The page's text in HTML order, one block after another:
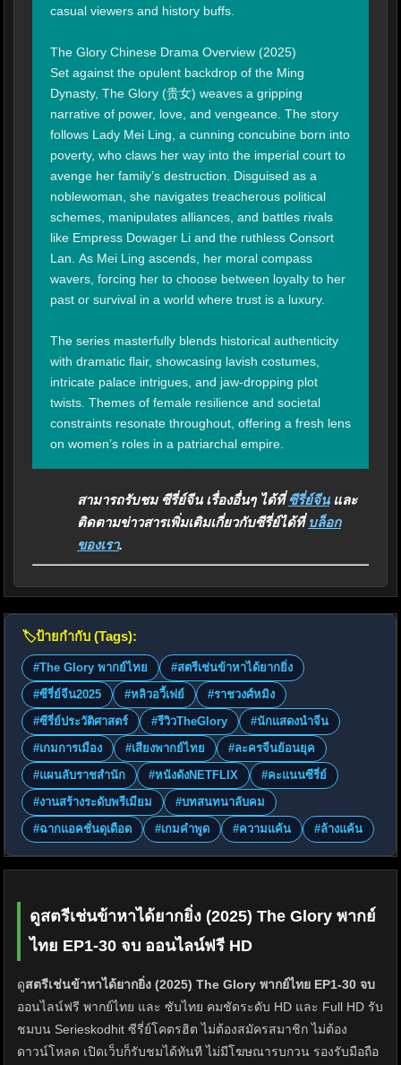
casual viewers and history buffs.
The Glory Chinese Drama Overview (2025)
Set against the opulent backdrop of the Ming
Dynasty, The Glory (贵女) weaves a gripping
narrative of power, love, and vengeance. The story
follows Lady Mei Ling, a cunning concubine born into
poverty, who claws her way into the imperial court to
avenge her family’s destruction. Disguised as a
noblewoman, she navigates treacherous political
schemes, manipulates alliances, and battles rivals
like Empress Dowager Li and the ruthless Consort
Lan. As Mei Ling ascends, her moral compass
wavers, forcing her to choose between loyalty to her
past or survival in a world where trust is a luxury.
The series masterfully blends historical authenticity
with dramatic flair, showcasing lavish costumes,
intricate palace intrigues, and jaw-dropping plot
twists. Themes of female resilience and societal
constraints resonate throughout, offering a fresh lens
on women’s roles in a patriarchal empire.
สามารถรับชม ซีรี่ย์จีน เรื่องอื่นๆ ได้ที่ซีรี่ย์จีนและ
ติดตามข่าวสารเพิ่มเติมเกี่ยวกับซีรี่ย์ได้ที่ บล็อก
ของเรา.
🏷️ป้ายกำกับ (Tags):
#The Glory พากย์ไทย
#สตรีเช่นข้าหาได้ยากยิ่ง
#ซีรี่ย์จีน2025
#หลิวอวี้เฟย์
#ราชวงศ์หมิง
#ซีรี่ย์ประวัติศาสตร์
#รีวิวTheGlory
#นักแสดงนำจีน
#เกมการเมือง
#เสียงพากย์ไทย
#ละครจีนย้อนยุค
#แผนลับราชสำนัก
#หนังดังNETFLIX
#คะแนนซีรี่ย์
#งานสร้างระดับพรีเมียม
#บทสนทนาลับคม
#ฉากแอคชั่นดุเดือด
#เกมคำพูด #ความแค้น #ล้างแค้น
ดูสตรีเช่นข้าหาได้ยากยิ่ง (2025) The Glory พากย์
ไทย EP1-30 จบ ออนไลน์ฟรี HD
ดูสตรีเช่นข้าหาได้ยากยิ่ง (2025) The Glory พากย์ไทย EP1-30 จบ
ออนไลน์ฟรี พากย์ไทย และ ซับไทย คมชัดระดับ HD และ Full HD รับ
ชมบน Serieskodhit ซีรี่ย์โคตรฮิต ไม่ต้องสมัครสมาชิก ไม่ต้อง
ดาวน์โหลด เปิดเว็บก็รับชมได้ทันที ไม่มีโฆษณารบกวน รองรับมือถือ